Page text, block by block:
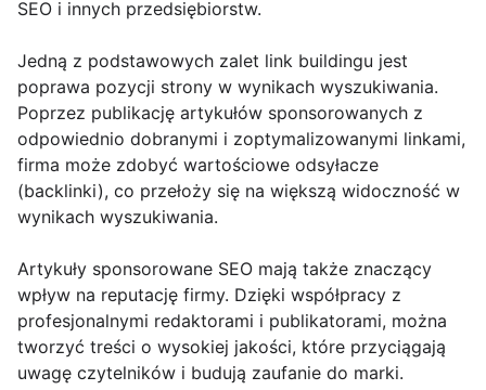
SEO i innych przedsiębiorstw.
Jedną z podstawowych zalet link buildingu jest
poprawa pozycji strony w wynikach wyszukiwania.
Poprzez publikację artykułów sponsorowanych z
odpowiednio dobranymi i zoptymalizowanymi linkami,
firma może zdobyć wartościowe odsyłacze
(backlinki), co przełoży się na większą widoczność w
wynikach wyszukiwania.
Artykuły sponsorowane SEO mają także znaczący
wpływ na reputację firmy. Dzięki współpracy z
profesjonalnymi redaktorami i publikatorami, można
tworzyć treści o wysokiej jakości, które przyciągają
uwagę czytelników i budują zaufanie do marki.